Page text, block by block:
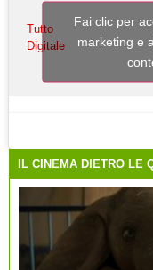
Tutto
Digitale
Fai clic per
marketing e
IL CINEMA DIETRO LE